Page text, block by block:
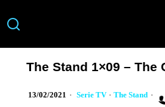
The Stand 1×09 – The
13/02/2021 Serie TV · The Stand